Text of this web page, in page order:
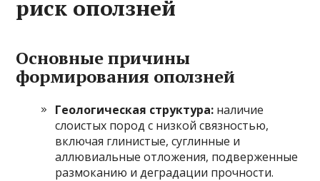
риск оползней
Основные причины
формирования оползней
Геологическая структура: наличие
слоистых пород с низкой связностью,
включая глинистые, суглинные и
аллювиальные отложения, подверженные
размоканию и деградации прочности.